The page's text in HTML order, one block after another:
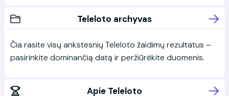
Teleloto archyvas
Čia rasite visų ankstesnių Teleloto žaidimų rezultatus –
pasirinkite dominančią datą ir peržiūrėkite duomenis.
Apie Teleloto